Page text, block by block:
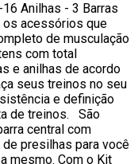
Anilhas - 3 Barras
os acessórios que
de musculação
com total
e anilhas de acordo
seus treinos no seu
e definição
de treinos. São
central com
presilhas para você
mesmo. Com o Kit